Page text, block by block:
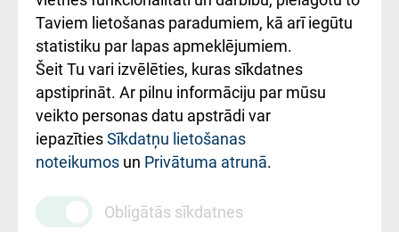
Rēķinu apmaksas
ceļvedis
Rekvizīti un
ārstniecības
iestādes kods
010000234
Maksas
Taviem lietošanas paradumiem, kā arī iegūtu
statistiku par lapas apmeklējumiem.
Šeit Tu vari izvēlēties, kuras sīkdatnes
apstiprināt. Ar pilnu informāciju par mūsu
veikto personas datu apstrādi var
iepazītiesSīkdatņu lietošanas
noteikumos un Privātuma atrunā.
Obligātās sīkdatnes